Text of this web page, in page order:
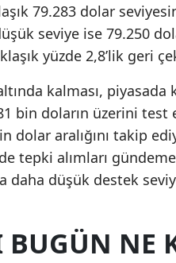
79.283 dolar
seviye ise 79.250
yüzde 2,8’lik geri
kalması, piyasada
bin doların üzerini test
dolar aralığını takip
tepki alımları
daha düşük destek
BUGÜN NE